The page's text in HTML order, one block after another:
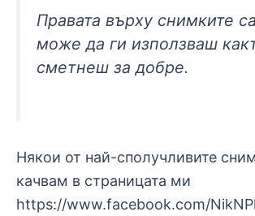
Правата върху снимките
може да ги използваш
сметнеш за добре.
Някои от най-сполучливите
качвам в страницата ми
https://www.facebook.com/